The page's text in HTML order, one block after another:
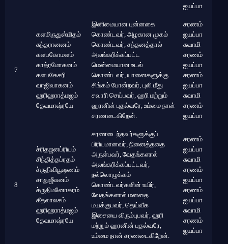
ஐயப்பா
7
களமிருதுஸ்மிதம்
சுந்தரானனம்
களபகோமளம்
காத்ரமோகனம்
களபகேசரி
வாஜிவாகனம்
ஹரிஹராத்மஜம்
தேவமாஷ்ரயே
இனிமையான புன்னகை
கொண்டவர், அழகான முகம்
கொண்டவர், சந்தனத்தால்
அலங்கரிக்கப்பட்ட
மென்மையான உடல்
கொண்டவர், யானைகளுக்கு
சிங்கம் போன்றவர், புலி மீது
சவாரி செய்பவர், ஹரி மற்றும்
ஹரனின் புதல்வரே, உம்மை நான்
சரணடைகிறேன்.
சரணம்
ஐயப்பா
சுவாமி
சரணம்
ஐயப்பா
சரணம்
ஐயப்பா
சுவாமி
சரணம்
ஐயப்பா
8
ச்ரிதஜனப்ரியம்
சிந்தித்தப்ரதம்
ச்ருதிவிபூஷணம்
சாதுஜீவனம்
ச்ருதிமனோகரம்
கீதலாலசம்
ஹரிஹராத்மஜம்
தேவமாஷ்ரயே
சரணடைந்தவர்களுக்குப்
பிரியமானவர், நினைத்ததை
அருள்பவர், வேதங்களால்
அலங்கரிக்கப்பட்டவர்,
நல்லொழுக்கம்
கொண்டவர்களின் உயிர்,
வேதங்களால் மனதை
மயக்குபவர், தெய்வீக
இசையை விரும்புபவர், ஹரி
மற்றும் ஹரனின் புதல்வரே,
உம்மை நான் சரணடைகிறேன்.
சரணம்
ஐயப்பா
சுவாமி
சரணம்
ஐயப்பா
சரணம்
ஐயப்பா
சுவாமி
சரணம்
ஐயப்பா